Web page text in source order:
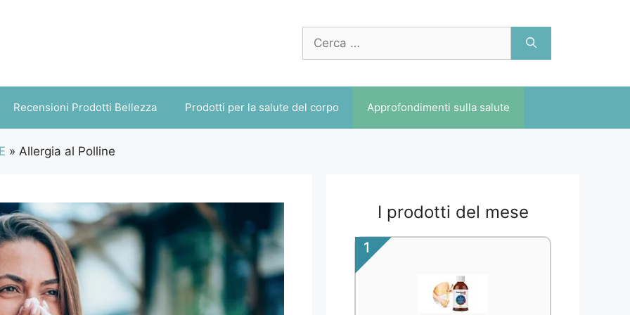
Ricerca
Recensioni Prodotti Bellezza Prodotti per la salute del corpo Approfondimenti sulla salute
» Allergia al Polline
I prodotti del mese
1